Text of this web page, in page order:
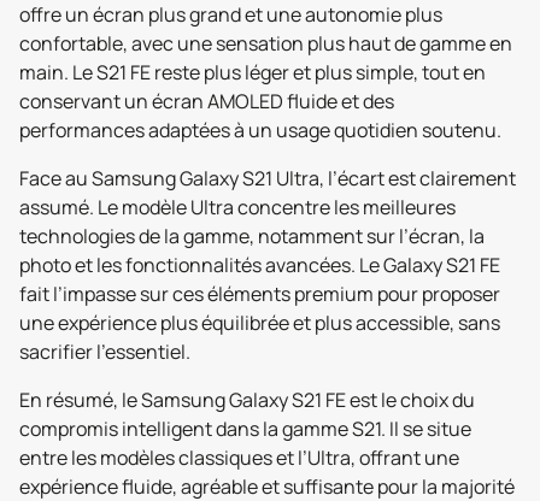
offre un écran plus grand et une autonomie plus
confortable, avec une sensation plus haut de gamme en
main. Le S21 FE reste plus léger et plus simple, tout en
conservant un écran AMOLED fluide et des
performances adaptées à un usage quotidien soutenu.
Face au Samsung Galaxy S21 Ultra, l’écart est clairement
assumé. Le modèle Ultra concentre les meilleures
technologies de la gamme, notamment sur l’écran, la
photo et les fonctionnalités avancées. Le Galaxy S21 FE
fait l’impasse sur ces éléments premium pour proposer
une expérience plus équilibrée et plus accessible, sans
sacrifier l’essentiel.
En résumé, le Samsung Galaxy S21 FE est le choix du
compromis intelligent dans la gamme S21. Il se situe
entre les modèles classiques et l’Ultra, offrant une
expérience fluide, agréable et suffisante pour la majorité